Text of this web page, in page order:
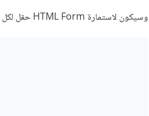
وسيكون لاستمارة HTML Form حقل لكل لغة، و نقوم بإسناد هذه الأسماء، ثم نجلبهم حسب اللغة